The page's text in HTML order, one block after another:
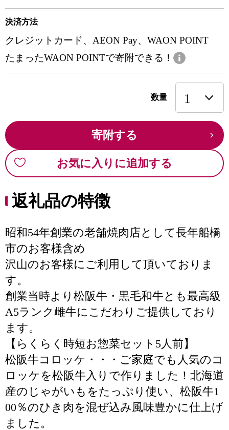
決済方法
クレジットカード、AEON Pay、WAON POINT
たまったWAON POINTで寄附できる！
数量
寄附する
お気に入りに追加する
返礼品の特徴
昭和54年創業の老舗焼肉店として長年船橋
市のお客様含め
沢山のお客様にご利用して頂いておりま
す。
創業当時より松阪牛・黒毛和牛とも最高級
A5ランク雌牛にこだわりご提供しており
ます。
【らくらく時短お惣菜セット5人前】
松阪牛コロッケ・・・ご家庭でも人気のコ
ロッケを松阪牛入りで作りました！北海道
産のじゃがいもをたっぷり使い、松阪牛1
00％のひき肉を混ぜ込み風味豊かに仕上げ
ました。